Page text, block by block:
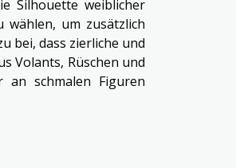
Silhouette weiblicher
wählen, um zusätzlich
bei, dass zierliche und
Volants, Rüschen und
schmalen Figuren